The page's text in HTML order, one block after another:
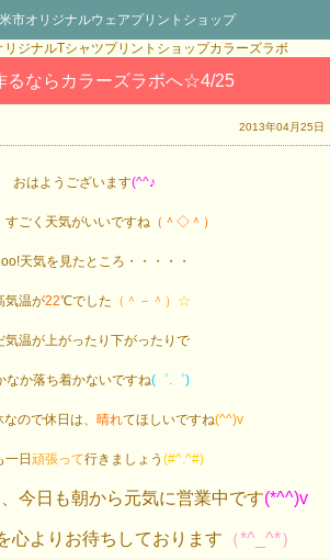
市オリジナルウェアプリントショップ
るならカラーズラボへ☆4/25
2013年04月25日
おはようございます(^^♪
すごく天気がいいですね （＾◇＾）
天気を見たところ・・・・・
気温が22℃でした （＾－＾） ☆
気温が上がったり下がったりで
なか落ち着かないですね(゜.゜)
ので休日は、 晴れてほしいですね(^^)v
一日 頑張って行きましょう (#^.^#)
今日も朝から元気に営業中です(*^^)v
心よりお待ちしております （*^_^*）